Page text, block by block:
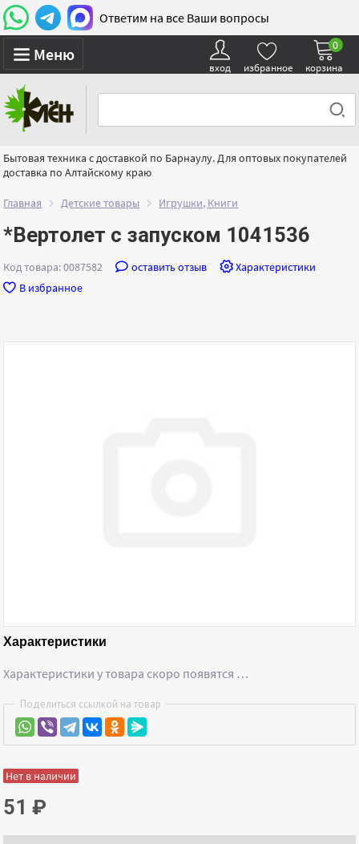
Ответим на все Ваши вопросы
Меню
вход избранное корзина
0
Бытовая техника с доставкой по Барнаулу. Для оптовых покупателей
доставка по Алтайскому краю
Главная Детские товары Игрушки, Книги
*Вертолет с запуском 1041536
Код товара: 0087582 оставить отзыв
Характеристики
В избранное
Характеристики
Характеристики у товара скоро появятся …
Поделиться ссылкой на товар
Нет в наличии
51₽